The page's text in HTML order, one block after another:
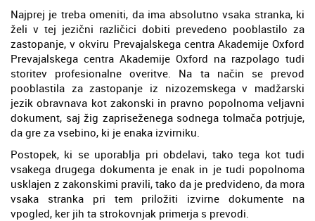
Najprej je treba omeniti, da ima absolutno vsaka stranka, ki
želi v tej jezični različici dobiti prevedeno pooblastilo za
zastopanje, v okviru Prevajalskega centra Akademije Oxford
Prevajalskega centra Akademije Oxford na razpolago tudi
storitev profesionalne overitve. Na ta način se prevod
pooblastila za zastopanje iz nizozemskega v madžarski
jezik obravnava kot zakonski in pravno popolnoma veljavni
dokument, saj žig zapriseženega sodnega tolmača potrjuje,
da gre za vsebino, ki je enaka izvirniku.
Postopek, ki se uporablja pri obdelavi, tako tega kot tudi
vsakega drugega dokumenta je enak in je tudi popolnoma
usklajen z zakonskimi pravili, tako da je predvideno, da mora
vsaka stranka pri tem priložiti izvirne dokumente na
vpogled, ker jih ta strokovnjak primerja s prevodi.